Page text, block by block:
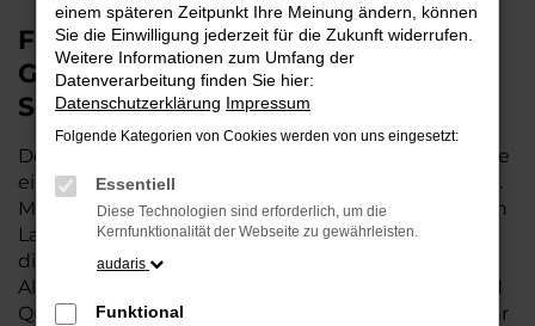
Finden Sie Ihren Audi A8
Gebrauchtwagen für Leer bei
Schmidt + Koch
Der Audi A8 ist die perfekte Wahl für alle in Leer, die
ein zuverlässiges und modernes Fahrzeug suchen.
Mit seiner erstklassigen Ausstattung, der niedrigen
Laufleistung und der ausgezeichneten Pflege ist
dieser Gebrauchtwagen eine kostengünstige
Alternative zum Neuwagen, ohne auf Komfort und
Qualität verzichten zu müssen. Ob im Stadtverkehr
einem späteren Zeitpunkt Ihre Meinung ändern, können
Sie die Einwilligung jederzeit für die Zukunft widerrufen.
Weitere Informationen zum Umfang der
Datenverarbeitung finden Sie hier:
Datenschutzerklärung Impressum
Folgende Kategorien von Cookies werden von uns eingesetzt:
Essentiell
Diese Technologien sind erforderlich, um die
Kernfunktionalität der Webseite zu gewährleisten.
audaris
Funktional